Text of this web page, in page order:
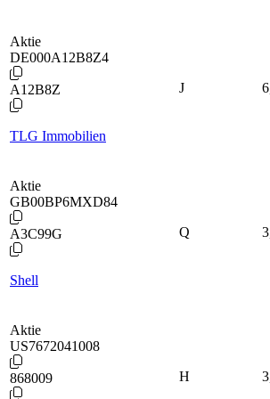
Aktie
DE000A12B8Z4
A12B8Z
TLG Immobilien
J
Aktie
GB00BP6MXD84
A3C99G
Shell
Q
Aktie
US7672041008
868009 H